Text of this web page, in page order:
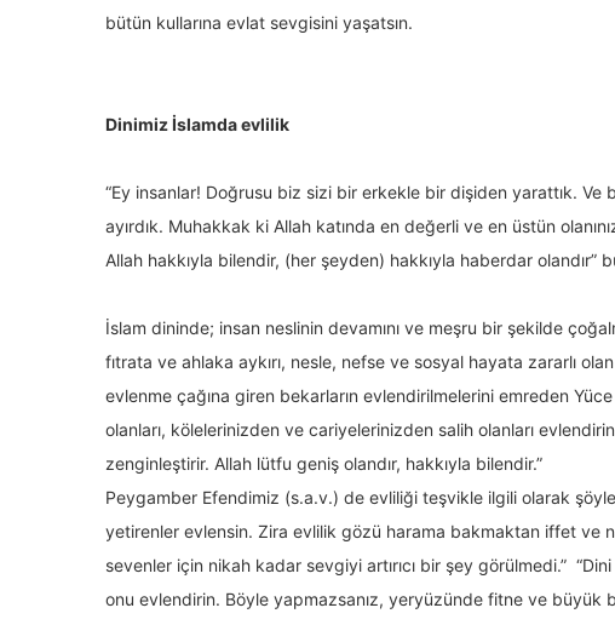
bütün kullarına evlat sevgisini yaşatsın.
Dinimiz İslamda evlilik
“Ey insanlar! Doğrusu biz sizi bir erkekle bir dişiden yarattık. Ve
ayırdık. Muhakkak ki Allah katında en değerli ve en üstün
Allah hakkıyla bilendir, (her şeyden) hakkıyla haberdar olandır”
İslam dininde; insan neslinin devamını ve meşru bir şekilde
fıtrata ve ahlaka aykırı, nesle, nefse ve sosyal hayata zararlı
evlenme çağına giren bekarların evlendirilmelerini emreden
olanları, kölelerinizden ve cariyelerinizden salih olanları
zenginleştirir. Allah lütfu geniş olandır, hakkıyla bilendir.”
Peygamber Efendimiz (s.a.v.) de evliliği teşvikle ilgili olarak
yetirenler evlensin. Zira evlilik gözü harama bakmaktan iffet ve
sevenler için nikah kadar sevgiyi artırıcı bir şey görülmedi.”
onu evlendirin. Böyle yapmazsanız, yeryüzünde fitne ve büyük